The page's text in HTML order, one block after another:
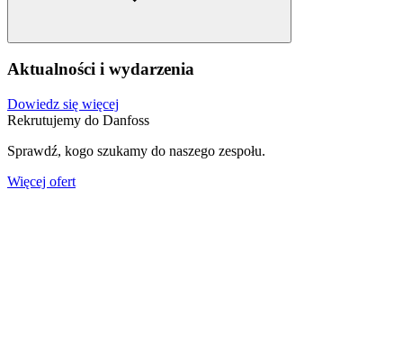
Aktualności i wydarzenia
Dowiedz się więcej
Rekrutujemy do Danfoss
Sprawdź, kogo szukamy do naszego zespołu.
Więcej ofert